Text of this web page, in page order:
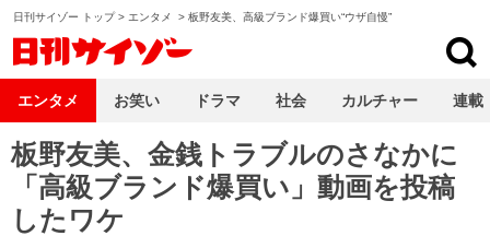
日刊サイゾー トップ> エンタメ > 板野友美、高級ブランド爆買い“ウザ自慢”
板野友美、金銭トラブルのさなかに
「高級ブランド爆買い」動画を投稿
したワケ
エンタメ お笑い ドラマ 社会 カルチャー 連載